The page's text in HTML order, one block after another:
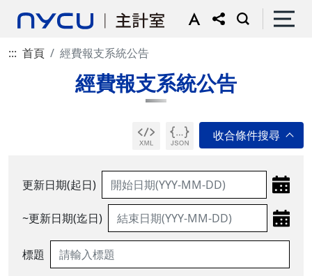
::: 首頁 經費報支系統公告
經費報支系統公告
更新日期(起日)
~更新日期(迄日)
標題